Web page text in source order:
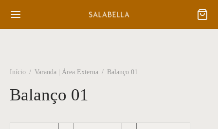
Início / Varanda | Área Externa / Balanço 01
Balanço 01